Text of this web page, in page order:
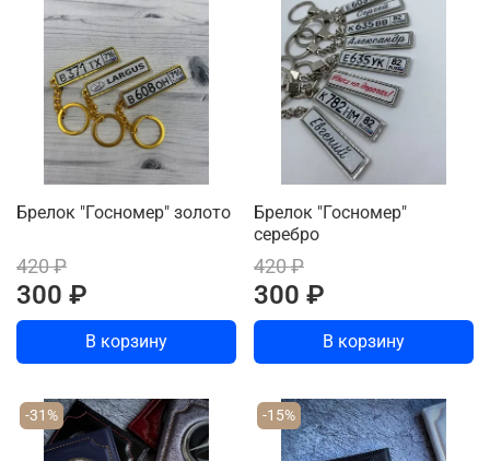
Брелок "Госномер" золото
420 ₽
300 ₽
В корзину
Брелок "Госномер"
серебро
420 ₽
300 ₽
В корзину
-31% -15%